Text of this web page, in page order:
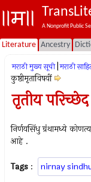
A Nonprofit Public
Literature Ancestry
मराठी मुख्य सूची मराठी
कुष्ठीमृताविषयीं
तृतीय
निर्णयसिंधु ग्रंथामध्ये
आहे .
Tags : nirnay